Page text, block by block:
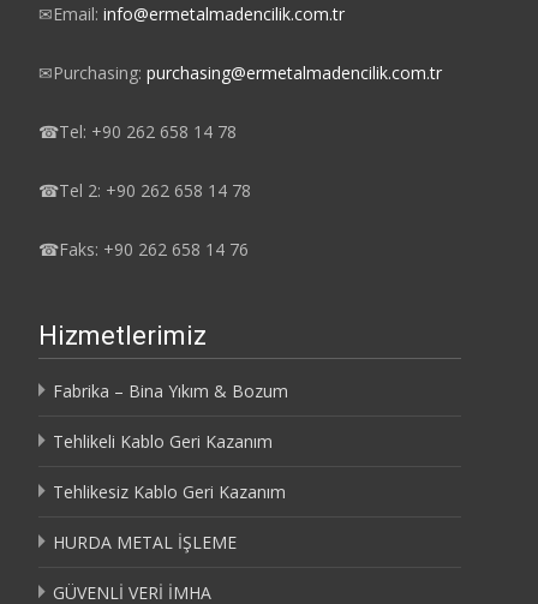
✉Email: info@ermetalmadencilik.com.tr
✉Purchasing: purchasing@ermetalmadencilik.com.tr
☎Tel: +90 262 658 14 78
☎Tel 2: +90 262 658 14 78
☎Faks: +90 262 658 14 76
Hizmetlerimiz
Fabrika – Bina Yıkım & Bozum
Tehlikeli Kablo Geri Kazanım
Tehlikesiz Kablo Geri Kazanım
HURDA METAL İŞLEME
GÜVENLİ VERİ İMHA